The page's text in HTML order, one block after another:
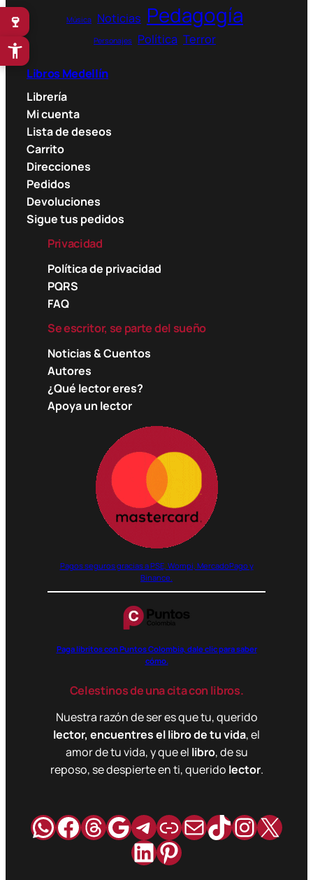
Música Noticias Pedagogía
Personajes Política Terror
Libros Medellín
Librería
Mi cuenta
Lista de deseos
Carrito
Direcciones
Pedidos
Devoluciones
Sigue tus pedidos
Privacidad
Política de privacidad
PQRS
FAQ
Se escritor, se parte del sueño
Noticias & Cuentos
Autores
¿Qué lector eres?
Apoya un lector
Pagos seguros gracias a PSE, Wompi, MercadoPago y
Binance.
Paga libritos con Puntos Colombia, dale clic para saber
cómo.
Celestinos de una cita con libros.
Nuestra razón de ser es que tu, querido
lector, encuentres el libro de tu vida, el
amor de tu vida, y que el libro, de su
reposo, se despierte en ti, querido lector.
WhatsApp
Facebook
Hilos
Google
Telegram
Enlace
Correo
TikTok
X
LinkedIn
Pinterest
🍷